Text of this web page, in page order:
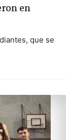
en
que se